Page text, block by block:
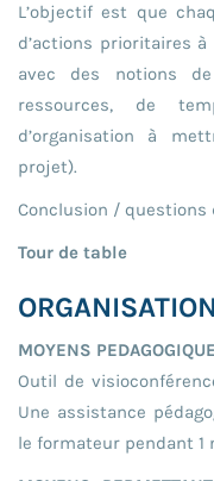
L’objectif est que
d’actions prioritaires
avec des notions
ressources, de
d’organisation à
projet).
Conclusion / questions
Tour de table
ORGANISATION
MOYENS
Outil de
Une assistance
le formateur pendant 1